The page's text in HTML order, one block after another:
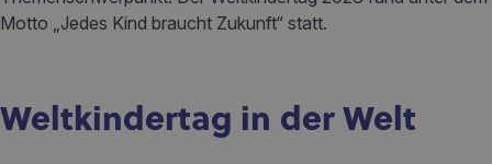
Motto „Jedes Kind braucht Zukunft“ statt.
Weltkindertag in der Welt